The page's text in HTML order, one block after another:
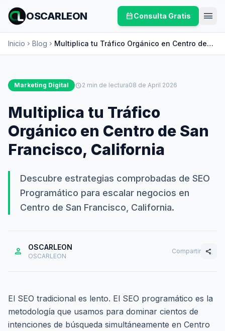
OSCARLEON calendar_monthConsulta Gratis menu
Inicio chevron_right Blog chevron_right Multiplica tu Tráfico Orgánico en Centro de
San Francisco, California
Marketing Digital schedule2 min de lectura08 de April 2026
Multiplica tu Tráfico
Orgánico en Centro de San
Francisco, California
Descubre estrategias comprobadas de SEO
Programático para escalar negocios en
Centro de San Francisco, California.
person OSCARLEON
OSCARLEON
Compartir share
El SEO tradicional es lento. El SEO programático es la
metodología que usamos para dominar cientos de
intenciones de búsqueda simultáneamente en Centro